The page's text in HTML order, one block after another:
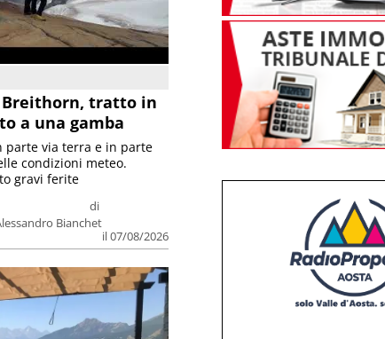
Breithorn, tratto in
a una gamba
di
Bianchet
il 07/08/2026
parte via terra e in parte
condizioni meteo.
gravi ferite